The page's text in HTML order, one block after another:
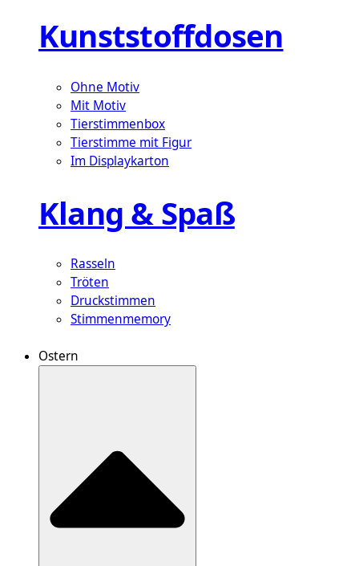
Kunststoffdosen
Ohne Motiv
Mit Motiv
Tierstimmenbox
Tierstimme mit Figur
Im Displaykarton
Klang & Spaß
Rasseln
Tröten
Druckstimmen
Stimmenmemory
Ostern